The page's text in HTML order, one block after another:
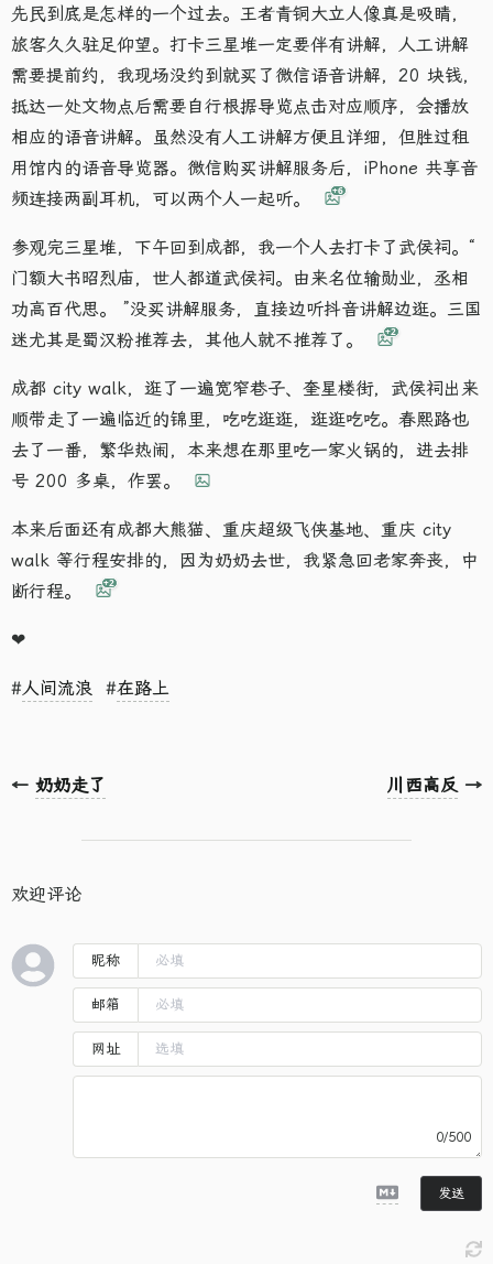
先民到底是怎样的一个过去。王者青铜大立人像真是吸睛，
旅客久久驻足仰望。打卡三星堆一定要伴有讲解，人工讲解
需要提前约，我现场没约到就买了微信语音讲解，20 块钱，
抵达一处文物点后需要自行根据导览点击对应顺序，会播放
相应的语音讲解。虽然没有人工讲解方便且详细，但胜过租
用馆内的语音导览器。微信购买讲解服务后，iPhone 共享音
频连接两副耳机，可以两个人一起听。
+6
参观完三星堆，下午回到成都，我一个人去打卡了武侯祠。“
门额大书昭烈庙，世人都道武侯祠。由来名位输勋业，丞相
功高百代思。 ”没买讲解服务，直接边听抖音讲解边逛。三国
迷尤其是蜀汉粉推荐去，其他人就不推荐了。
+2
成都 city walk，逛了一遍宽窄巷子、奎星楼街，武侯祠出来
顺带走了一遍临近的锦里，吃吃逛逛，逛逛吃吃。春熙路也
去了一番，繁华热闹，本来想在那里吃一家火锅的，进去排
号 200 多桌，作罢。
本来后面还有成都大熊猫、重庆超级飞侠基地、重庆 city
walk 等行程安排的，因为奶奶去世，我紧急回老家奔丧，中
断行程。
+2
❤
#人间流浪 #在路上
← 奶奶走了 川西高反 →
欢迎评论
昵称
邮箱
网址
0/500
发送